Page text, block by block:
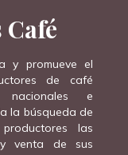
y promueve el
de café
e
la búsqueda de
las
venta de sus